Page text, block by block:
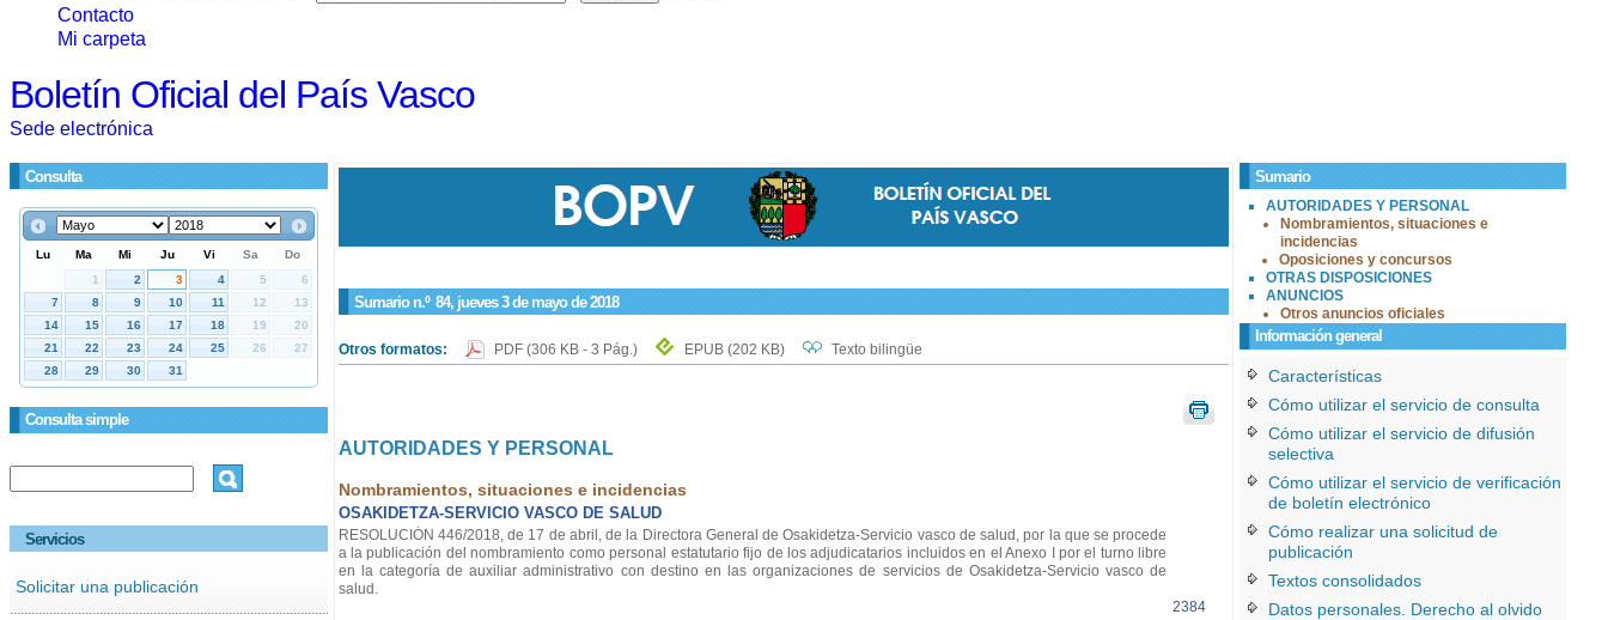
Contacto
Mi carpeta
Boletín Oficial del País Vasco
Sede electrónica
Consulta
Consulta simple
Servicios
Solicitar una publicación
Sumario n.º 84, jueves 3 de mayo de 2018
Otros formatos: PDF (306 KB - 3 Pág.) EPUB (202 KB) Texto bilingüe
AUTORIDADES Y PERSONAL
Nombramientos, situaciones e incidencias
OSAKIDETZA-SERVICIO VASCO DE SALUD
RESOLUCIÓN 446/2018, de 17 de abril, de la Directora General de Osakidetza-Servicio vasco de salud, por la que se procede
a la publicación del nombramiento como personal estatutario fijo de los adjudicatarios incluidos en el Anexo I por el turno libre
en la categoría de auxiliar administrativo con destino en las organizaciones de servicios de Osakidetza-Servicio vasco de
salud.
2384
Sumario
AUTORIDADES Y PERSONAL
Nombramientos, situaciones e
incidencias
Oposiciones y concursos
OTRAS DISPOSICIONES
ANUNCIOS
Otros anuncios oficiales
Información general
Características
Cómo utilizar el servicio de consulta
Cómo utilizar el servicio de difusión
selectiva
Cómo utilizar el servicio de verificación
de boletín electrónico
Cómo realizar una solicitud de
publicación
Textos consolidados
Datos personales. Derecho al olvido